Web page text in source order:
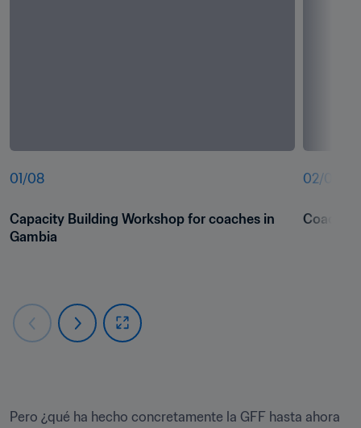
01 /08
Capacity Building Workshop for coaches in
Gambia
02/08
Pero ¿qué ha hecho concretamente la GFF hasta ahora